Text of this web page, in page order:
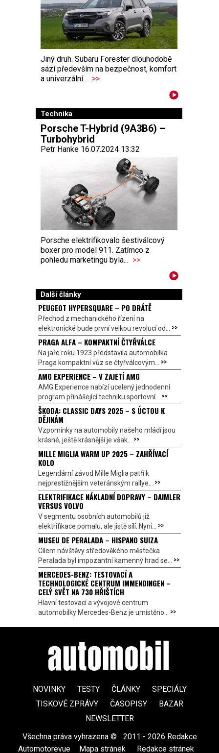
Jiný druh. Subaru Forester dlouhodobě
sází především na bezpečnost, komfort
a univerzální... >>
Technika
Porsche T-Hybrid (9A3B6) –
Turbohybrid
Petr Hanke 16.07.2024 13:32
Porsche elektrifikovalo šestiválcový
boxer pro model 911. Zatímco z
pohledu marketingu byla... >>
Další články
PEUGEOT HYPERSQUARE – PO DRÁTĚ
Přechod z mechanického řízení na
elektronické bude první velkou revolucí od... >>
PRAGA ALFA – KOMPAKTNÍ ČTYŘVÁLCE
Na jaře roku 1923 představila automobilka
Praga kompaktní vůz se čtyřválcovým... >>
AMG EXPERIENCE – V ZAJETÍ AMG
AMG Experience nabízí ucelený jednodenní
program přinášející techniku sportovní... >>
ŠKODA: CLASSIC DAYS 2025 – S ÚCTOU K
DĚJINÁM
Vzpomínky na automobily našeho mládí jsou
krásné, ještě krásnější je však... >>
MILLE MIGLIA WARM UP 2025 – ZAHŘÍVACÍ
KOLO
Legendární závod Mille Miglia patří k
nejprestižnějším veteránským rallye... >>
ELEKTRIFIKACE NÁKLADNÍ DOPRAVY – DAIMLER
VERSUS VOLVO
V segmentu osobních automobilů již
elektrifikace pomalu, ale jistě sílí. Nyní... >>
MUSEU DE PERALADA – HISPANO SUIZA
Cílem návštěvy středověkého městečka
Peralada byl impozantní kamenný hrad se... >>
MERCEDES-BENZ: TESTOVACÍ A
TECHNOLOGICKÉ CENTRUM IMMENDINGEN –
CELÝ SVĚT NA 730 HŘIŠTÍCH
Hlavní testovací a vývojové centrum
automobilky Mercedes-Benz je umístěno... >>
NOVINKY TESTY ČLÁNKY
SPECIÁLY
TISKOVÉ ZPRÁVY
ČASOPISY
BAZAR
NEWSLETTER
Všechna práva vyhrazena ©
2011 - 2026 Redakce
Automotorevue
Mapa stránek Redakce stránek